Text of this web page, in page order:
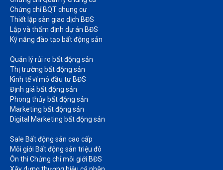
Chứng chỉ BQT chung cư​
Thiết lập sàn giao dịch BĐS​
Lập và thẩm định dự án BĐS​
Kỹ năng đào tạo bất động sản​
Quản lý rủi ro bất động sản​
Thị trường bất động sản​
Kinh tế vĩ mô đầu tư BĐS​
Định giá bất động sản​
Phong thủy bất động sản​
Marketing bất động sản​
Digital Marketing bất động sản​
Sale Bất động sản cao cấp​
Môi giới Bất động sản triệu đô​
Ôn thi Chứng chỉ môi giới BĐS​